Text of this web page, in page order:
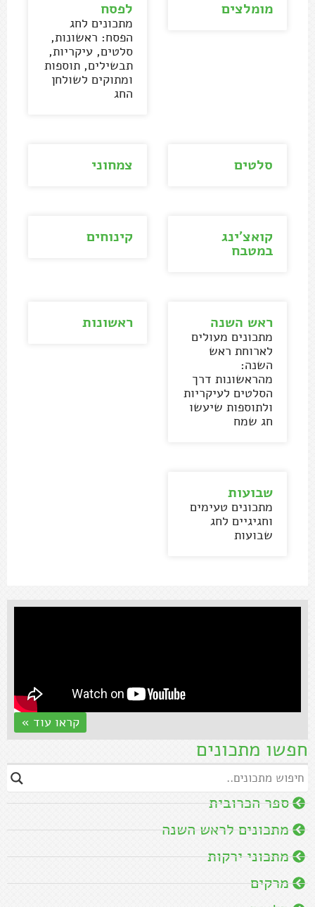
קראו עוד »
חפשו מתכונים
ספר הכרובית
מתכונים לראש השנה
מתכוני ירקות
מרקים
מומלצים לפסח
מתכונים לחג
הפסח: ראשונות,
סלטים, עיקריות,
תבשילים, תוספות
ומתוקים לשולחן
החג
סלטים צמחוני
קואצ'ינג
במטבח
קינוחים
ראש השנה
מתכונים מעולים
לארוחת ראש
השנה:
מהראשונות דרך
הסלטים לעיקריות
ולתוספות שיעשו
חג שמח
ראשונות
שבועות
מתכונים טעימים
וחגיגיים לחג
שבועות